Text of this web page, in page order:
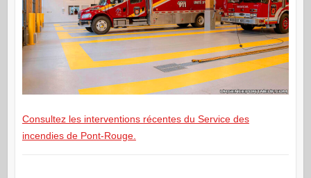
Consultez les interventions récentes du Service des
incendies de Pont-Rouge.